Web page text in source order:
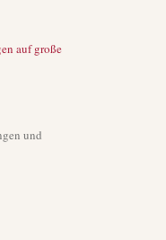
auf große
und